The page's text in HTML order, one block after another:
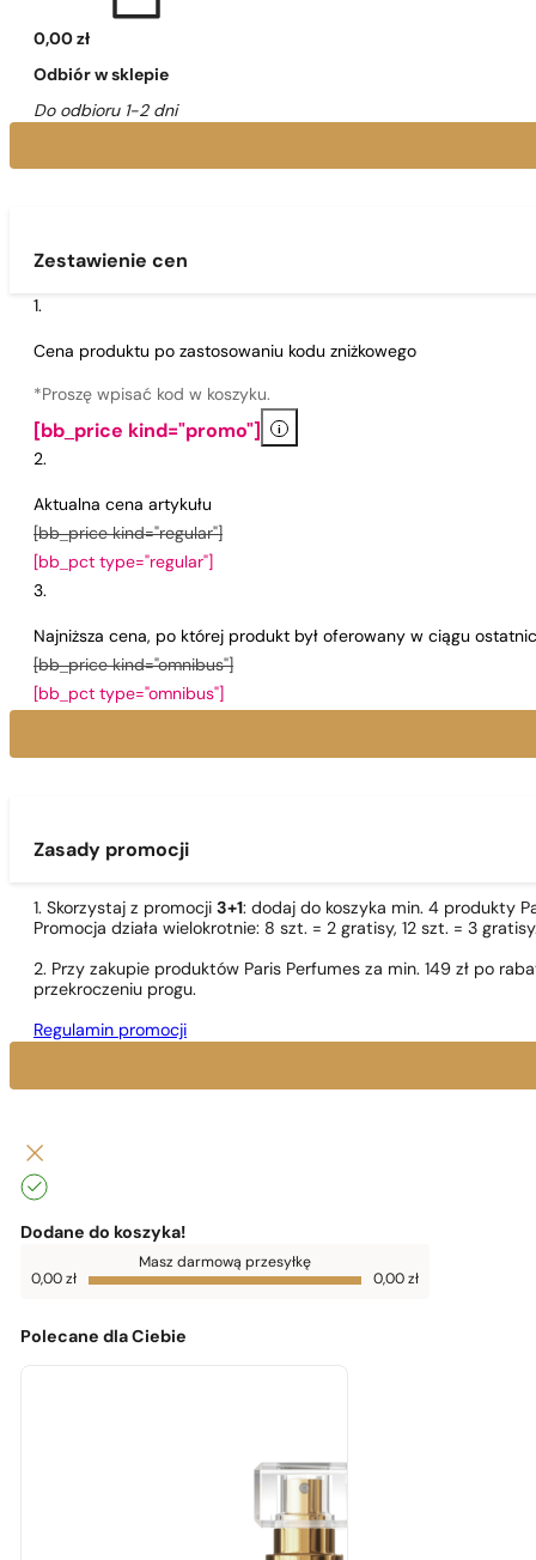
0,00 zł
Odbiór w sklepie
Do odbioru 1-2 dni
Zestawienie cen
Cena produktu po zastosowaniu kodu zniżkowego
*Proszę wpisać kod w koszyku.
[bb_price kind="promo"] i
Aktualna cena artykułu
[bb_price kind="regular"]
[bb_pct type="regular"]
Najniższa cena, po której produkt był oferowany w ciągu
[bb_price kind="omnibus"]
[bb_pct type="omnibus"]
Zasady promocji
1. Skorzystaj z promocji 3+1: dodaj do koszyka min. 4 produkty
Promocja działa wielokrotnie: 8 szt. = 2 gratisy, 12 szt. = 3
2. Przy zakupie produktów Paris Perfumes za min. 149 zł po
przekroczeniu progu.
Regulamin promocji
Dodane do koszyka!
Do
darmowej
0,00
Masz darmową przesyłkę
0,00zł 0,00 zł
Polecane dla Ciebie